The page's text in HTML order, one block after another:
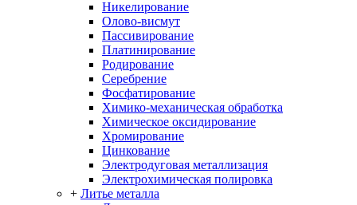
Никелирование
Олово-висмут
Пассивирование
Платинирование
Родирование
Серебрение
Фосфатирование
Химико-механическая обработка
Химическое оксидирование
Хромирование
Цинкование
Электродуговая металлизация
Электрохимическая полировка
+ Литье металла